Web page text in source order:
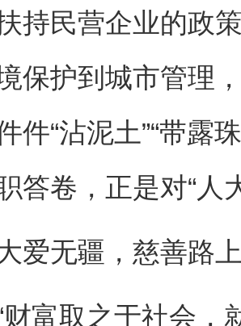
持民营企业的政
保护到城市管理
件“沾泥土”“带露
答卷，正是对“人
无疆，慈善路上
取之于社会，